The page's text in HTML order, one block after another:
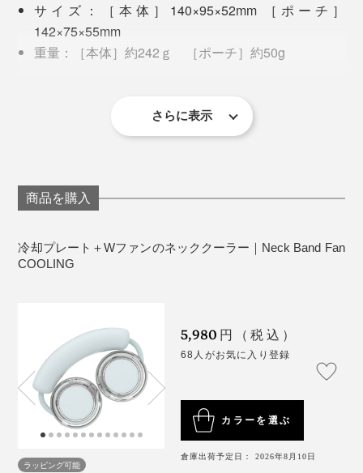
心。
そのほか、各種完全認証を取得し、国際基準をクリアし
た設計です。
CE認証（欧州）
RoHS指令準拠（有害物質使用制限）
「Neck Band Fan COOLING」があれば、猛暑でも炎天
下でも、自分だけこっそり涼しい。
“パーソナル避暑
を持ち歩いてください。
近い距離から送風されることで、風がしっかり届き、 顔
や頭のほてりを確実にクールダウン
もう、ネッククーラーと携帯扇風機の2個使いは不要。
両手が空くから、通勤、散歩、運転、料理……、いつで
もどこでも自分だけのひんやり空間を携帯できる感覚
サイズ：［本体］140×95×52mm ［ポーチ］
142×75×55mm
重量：［本体］約242ｇ ［ポーチ］約50g
1時間（扇風機＋冷却機能）
出力：8Ｗ(MAX）
充電ポート：USB-C
生産国 ：中国
保証：１年間
0～40℃の室温でお使いください。
隙間から指を挟まないようにご注意ください。
充電に問題が見られる場合は、他の電源アダプタや
USBケーブルを使って再度充電をお試しください。
充電しながらの使用はおやめください。
電源アダプタは付属しません。別途ご用意くださ
い。より安定した充電のため、使用する電源アダプ
さらに表示
商品を購入
冷却プレート＋Wファンのネッククーラー｜Neck Band Fan
COOLING
ラッピング可能
5,980 円（税込）
68人がお気に入り登録
カラーを選ぶ
倉庫出荷予定日： 2026年8月10日